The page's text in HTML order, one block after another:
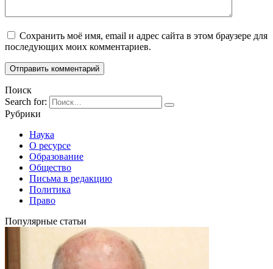
Сохранить моё имя, email и адрес сайта в этом браузере для
последующих моих комментариев.
Поиск
Search for:
Рубрики
Наука
О ресурсе
Образование
Общество
Письма в редакцию
Политика
Право
Популярные статьи